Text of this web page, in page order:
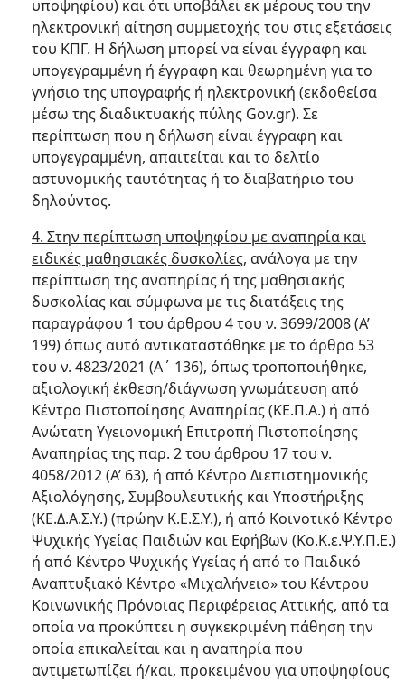
υποψηφίου) και ότι υποβάλει εκ μέρους του την
ηλεκτρονική αίτηση συμμετοχής του στις εξετάσεις
του ΚΠΓ. Η δήλωση μπορεί να είναι έγγραφη και
υπογεγραμμένη ή έγγραφη και θεωρημένη για το
γνήσιο της υπογραφής ή ηλεκτρονική (εκδοθείσα
μέσω της διαδικτυακής πύλης Gov.gr). Σε
περίπτωση που η δήλωση είναι έγγραφη και
υπογεγραμμένη, απαιτείται και το δελτίο
αστυνομικής ταυτότητας ή το διαβατήριο του
δηλούντος.
4. Στην περίπτωση υποψηφίου με αναπηρία και
ειδικές μαθησιακές δυσκολίες, ανάλογα με την
περίπτωση της αναπηρίας ή της μαθησιακής
δυσκολίας και σύμφωνα με τις διατάξεις της
παραγράφου 1 του άρθρου 4 του ν. 3699/2008 (Α’
199) όπως αυτό αντικαταστάθηκε με το άρθρο 53
του ν. 4823/2021 (Α΄ 136), όπως τροποποιήθηκε,
αξιολογική έκθεση/διάγνωση γνωμάτευση από
Κέντρο Πιστοποίησης Αναπηρίας (ΚΕ.Π.Α.) ή από
Ανώτατη Υγειονομική Επιτροπή Πιστοποίησης
Αναπηρίας της παρ. 2 του άρθρου 17 του ν.
4058/2012 (Α’ 63), ή από Κέντρο Διεπιστημονικής
Αξιολόγησης, Συμβουλευτικής και Υποστήριξης
(ΚΕ.Δ.Α.Σ.Υ.) (πρώην Κ.Ε.Σ.Υ.), ή από Κοινοτικό Κέντρο
Ψυχικής Υγείας Παιδιών και Εφήβων (Κο.Κ.ε.Ψ.Υ.Π.Ε.)
ή από Κέντρο Ψυχικής Υγείας ή από το Παιδικό
Αναπτυξιακό Κέντρο «Μιχαλήνειο» του Κέντρου
Κοινωνικής Πρόνοιας Περιφέρειας Αττικής, από τα
οποία να προκύπτει η συγκεκριμένη πάθηση την
οποία επικαλείται και η αναπηρία που
αντιμετωπίζει ή/και, προκειμένου για υποψηφίους